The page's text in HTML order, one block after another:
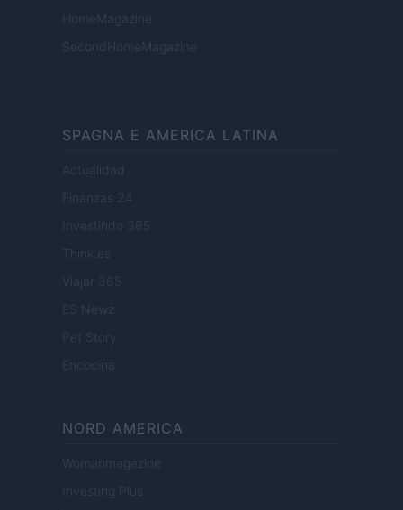
HomeMagazine
SecondHomeMagazine
SPAGNA E AMERICA LATINA
Actualidad
Finanzas 24
Investindo 365
Think.es
Viajar 365
ES Newz
Pet Story
Encocina
NORD AMERICA
Womanmagazine
Investing Plus